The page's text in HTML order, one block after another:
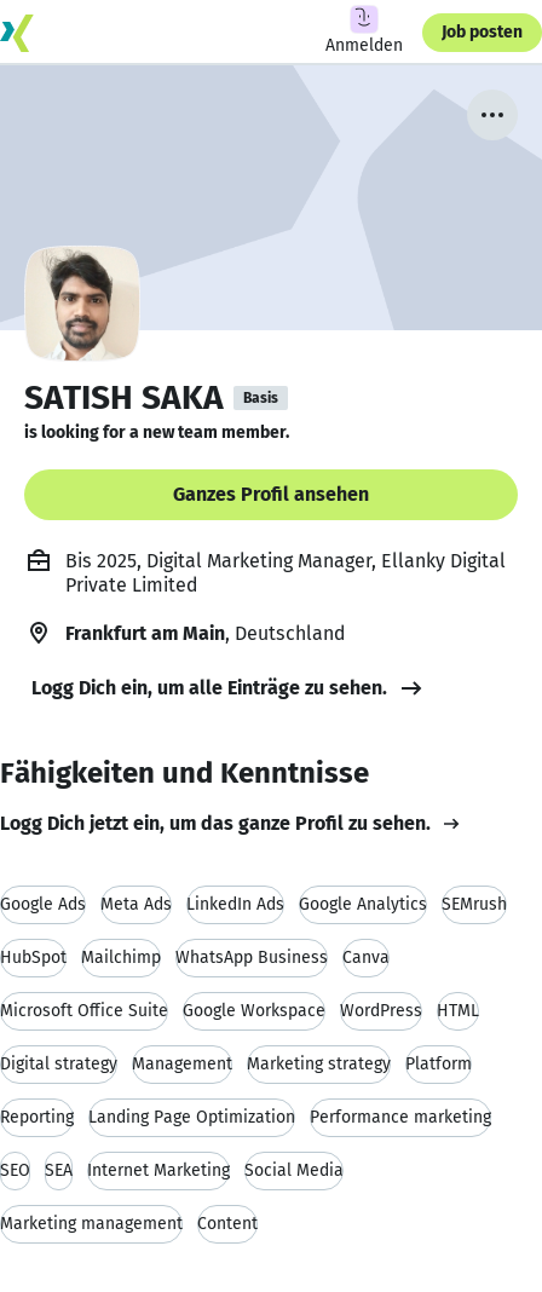
Anmelden
Job posten
SATISH SAKA Basis
is looking for a new team member.
Ganzes Profil ansehen
Bis 2025, Digital Marketing Manager, Ellanky Digital
Private Limited
Frankfurt am Main, Deutschland
Logg Dich ein, um alle Einträge zu sehen.
Fähigkeiten und Kenntnisse
Logg Dich jetzt ein, um das ganze Profil zu sehen.
Google Ads Meta Ads LinkedIn Ads Google Analytics SEMrush
HubSpot Mailchimp WhatsApp Business Canva
Microsoft Office Suite Google Workspace WordPress HTML
Digital strategy Management Marketing strategy Platform
Reporting Landing Page Optimization Performance marketing
SEO SEA Internet Marketing Social Media
Marketing management Content